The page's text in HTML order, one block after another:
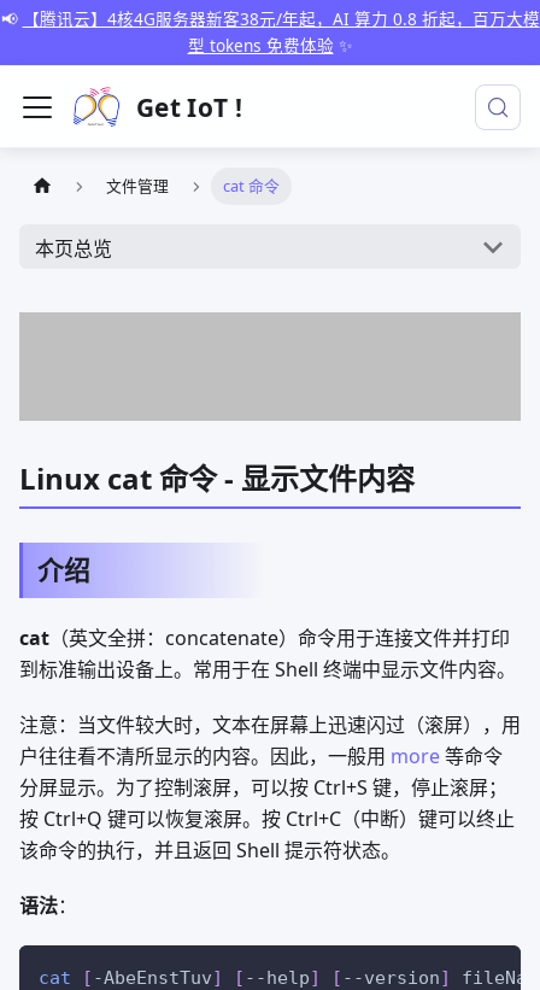
📢
【腾讯云】4核4G服务器新客38元/年起，AI 算力 0.8 折起，百万大模
型 tokens 免费体验 ✨
Get IoT !
文件管理 cat 命令
本页总览
Linux cat 命令 - 显示文件内容
介绍
cat （英文全拼：concatenate）命令用于连接文件并打印
到标准输出设备上。常用于在 Shell 终端中显示文件内容。
注意：当文件较大时，文本在屏幕上迅速闪过（滚屏），用
户往往看不清所显示的内容。因此，一般用 more等命令
分屏显示。为了控制滚屏，可以按 Ctrl+S 键，停止滚屏；
按 Ctrl+Q 键可以恢复滚屏。按 Ctrl+C（中断）键可以终止
该命令的执行，并且返回 Shell 提示符状态。
语法：
cat [ -AbeEnstTuv] [ --help] [ --version]